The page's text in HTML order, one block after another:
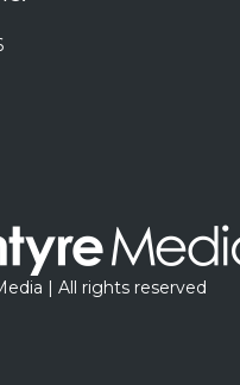
| All rights reserved